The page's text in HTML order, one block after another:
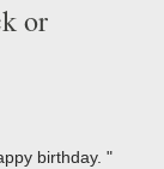
or
birthday. "